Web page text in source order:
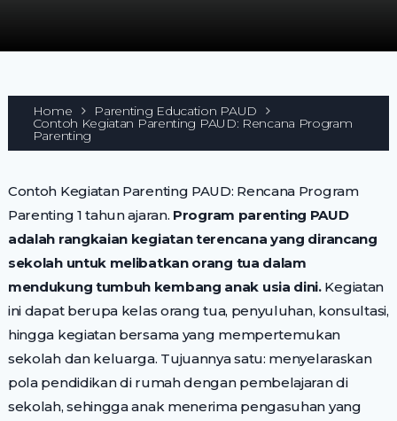
Home Parenting Education PAUD
Contoh Kegiatan Parenting PAUD: Rencana Program
Parenting
Contoh Kegiatan Parenting PAUD: Rencana Program
Parenting 1 tahun ajaran. Program parenting PAUD
adalah rangkaian kegiatan terencana yang dirancang
sekolah untuk melibatkan orang tua dalam
mendukung tumbuh kembang anak usia dini.Kegiatan
ini dapat berupa kelas orang tua, penyuluhan, konsultasi,
hingga kegiatan bersama yang mempertemukan
sekolah dan keluarga. Tujuannya satu: menyelaraskan
pola pendidikan di rumah dengan pembelajaran di
sekolah, sehingga anak menerima pengasuhan yang